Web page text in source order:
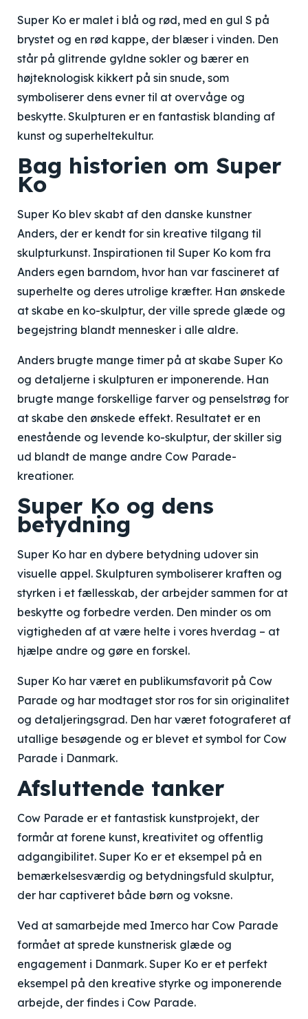
Super Ko er malet i blå og rød, med en gul S på
brystet og en rød kappe, der blæser i vinden. Den
står på glitrende gyldne sokler og bærer en
højteknologisk kikkert på sin snude, som
symboliserer dens evner til at overvåge og
beskytte. Skulpturen er en fantastisk blanding af
kunst og superheltekultur.
Bag historien om Super
Ko
Super Ko blev skabt af den danske kunstner
Anders, der er kendt for sin kreative tilgang til
skulpturkunst. Inspirationen til Super Ko kom fra
Anders egen barndom, hvor han var fascineret af
superhelte og deres utrolige kræfter. Han ønskede
at skabe en ko-skulptur, der ville sprede glæde og
begejstring blandt mennesker i alle aldre.
Anders brugte mange timer på at skabe Super Ko
og detaljerne i skulpturen er imponerende. Han
brugte mange forskellige farver og penselstrøg for
at skabe den ønskede effekt. Resultatet er en
enestående og levende ko-skulptur, der skiller sig
ud blandt de mange andre Cow Parade-
kreationer.
Super Ko og dens
betydning
Super Ko har en dybere betydning udover sin
visuelle appel. Skulpturen symboliserer kraften og
styrken i et fællesskab, der arbejder sammen for at
beskytte og forbedre verden. Den minder os om
vigtigheden af at være helte i vores hverdag – at
hjælpe andre og gøre en forskel.
Super Ko har været en publikumsfavorit på Cow
Parade og har modtaget stor ros for sin originalitet
og detaljeringsgrad. Den har været fotograferet af
utallige besøgende og er blevet et symbol for Cow
Parade i Danmark.
Afsluttende tanker
Cow Parade er et fantastisk kunstprojekt, der
formår at forene kunst, kreativitet og offentlig
adgangibilitet. Super Ko er et eksempel på en
bemærkelsesværdig og betydningsfuld skulptur,
der har captiveret både børn og voksne.
Ved at samarbejde med Imerco har Cow Parade
formået at sprede kunstnerisk glæde og
engagement i Danmark. Super Ko er et perfekt
eksempel på den kreative styrke og imponerende
arbejde, der findes i Cow Parade.